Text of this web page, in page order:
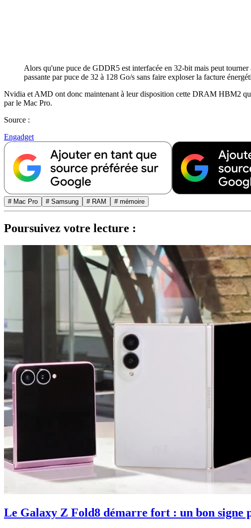
Alors qu'une puce de GDDR5 est interfacée en 32-bit mais peut
passante par puce de 32 à 128 Go/s sans faire exploser la facture
Nvidia et AMD ont donc maintenant à leur disposition cette DRAM HBM2
par le Mac Pro.
Source :
Engadget
# Mac Pro # Samsung # RAM # mémoire
Poursuivez votre lecture :
Le Galaxy Z Fold8 démarre fort : un bon signe